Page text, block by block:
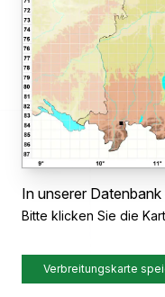
In unserer
Bitte klicken Sie die
Verbreitungskarte